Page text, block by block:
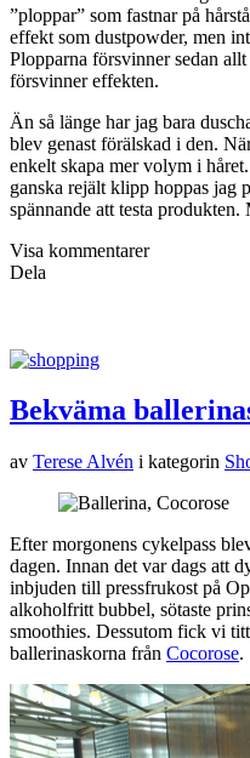
”ploppar” som fastnar på
effekt som dustpowder, men
Plopparna försvinner sedan
försvinner effekten.
Än så länge har jag bara
blev genast förälskad i den.
enkelt skapa mer volym i
ganska rejält klipp hoppas jag
spännande att testa
Visa kommentarer
Dela
Bekväma
av Terese Alvén i kategorin
Efter morgonens cykelpass
dagen. Innan det var dags att
inbjuden till pressfrukost på
alkoholfritt bubbel, sötaste
smoothies. Dessutom fick vi
ballerinaskorna från Cocorose.